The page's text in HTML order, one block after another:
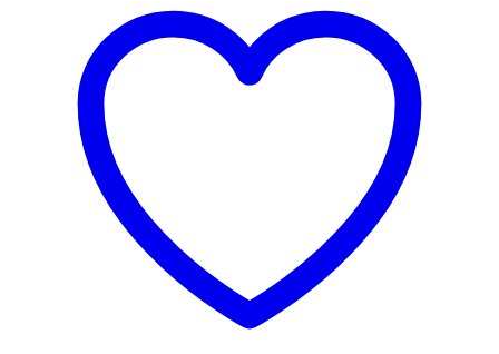
Trapkast
Standard
lattenbodem